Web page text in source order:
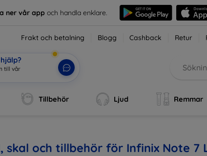
ner vår app och handla enklare.
Frakt och betalning Blogg Cashback Retur
till vår webbut
Tillbehör Ljud Remmar
skal och tillbehör för Infinix Note 7